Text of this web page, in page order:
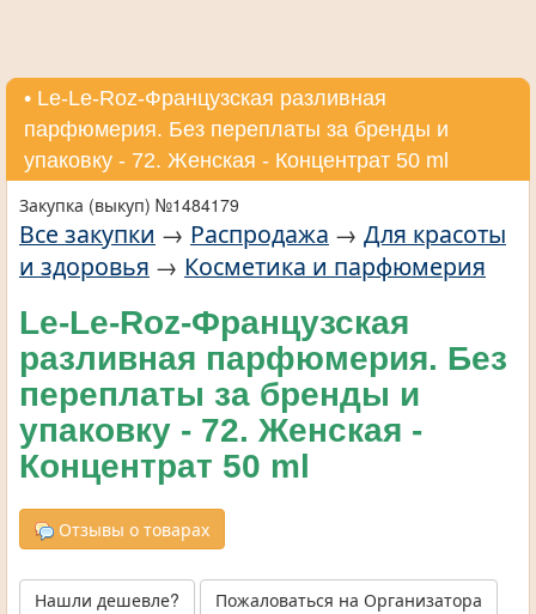
• Le-Le-Roz-Французская разливная
парфюмерия. Без переплаты за бренды и
упаковку - 72. Женская - Концентрат 50 ml
Закупка (выкуп) №1484179
Все закупки → Распродажа → Для красоты
и здоровья → Косметика и парфюмерия
Le-Le-Roz-Французская
разливная парфюмерия. Без
переплаты за бренды и
упаковку - 72. Женская -
Концентрат 50 ml
Отзывы о товарах
Нашли дешевле? Пожаловаться на Организатора